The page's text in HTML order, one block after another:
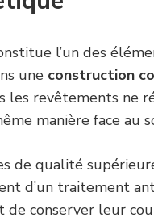
l’un des
une construction
les revêtements ne
manière face au
de qualité
d’un traitement
de conserver leur